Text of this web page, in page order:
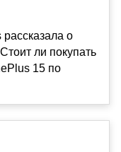
о
ли покупать
15 по